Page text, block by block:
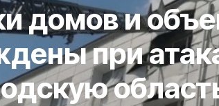
домов и
при